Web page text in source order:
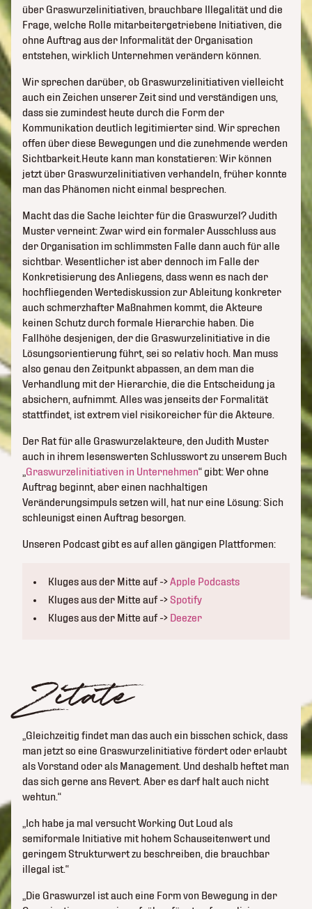
über Graswurzelinitiativen, brauchbare Illegalität und die
Frage, welche Rolle mitarbeitergetriebene Initiativen, die
ohne Auftrag aus der Informalität der Organisation
entstehen, wirklich Unternehmen verändern können.
Wir sprechen darüber, ob Graswurzelinitiativen vielleicht
auch ein Zeichen unserer Zeit sind und verständigen uns,
dass sie zumindest heute durch die Form der
Kommunikation deutlich legitimierter sind. Wir sprechen
offen über diese Bewegungen und die zunehmende werden
Sichtbarkeit.Heute kann man konstatieren: Wir können
jetzt über Graswurzelinitiativen verhandeln, früher konnte
man das Phänomen nicht einmal besprechen.
Macht das die Sache leichter für die Graswurzel? Judith
Muster verneint: Zwar wird ein formaler Ausschluss aus
der Organisation im schlimmsten Falle dann auch für alle
sichtbar. Wesentlicher ist aber dennoch im Falle der
Konkretisierung des Anliegens, dass wenn es nach der
hochfliegenden Wertediskussion zur Ableitung konkreter
auch schmerzhafter Maßnahmen kommt, die Akteure
keinen Schutz durch formale Hierarchie haben. Die
Fallhöhe desjenigen, der die Graswurzelinitiative in die
Lösungsorientierung führt, sei so relativ hoch. Man muss
also genau den Zeitpunkt abpassen, an dem man die
Verhandlung mit der Hierarchie, die die Entscheidung ja
absichern, aufnimmt. Alles was jenseits der Formalität
stattfindet, ist extrem viel risikoreicher für die Akteure.
Der Rat für alle Graswurzelakteure, den Judith Muster
auch in ihrem lesenswerten Schlusswort zu unserem Buch
„Graswurzelinitiativen in Unternehmen“ gibt: Wer ohne
Auftrag beginnt, aber einen nachhaltigen
Veränderungsimpuls setzen will, hat nur eine Lösung: Sich
schleunigst einen Auftrag besorgen.
Unseren Podcast gibt es auf allen gängigen Plattformen:
Kluges aus der Mitte auf ->Apple Podcasts
Kluges aus der Mitte auf -> Spotify
Kluges aus der Mitte auf -> Deezer
Zitate
„Gleichzeitig findet man das auch ein bisschen schick, dass
man jetzt so eine Graswurzelinitiative fördert oder erlaubt
als Vorstand oder als Management. Und deshalb heftet man
das sich gerne ans Revert. Aber es darf halt auch nicht
wehtun.“
„Ich habe ja mal versucht Working Out Loud als
semiformale Initiative mit hohem Schauseitenwert und
geringem Strukturwert zu beschreiben, die brauchbar
illegal ist.“
„Die Graswurzel ist auch eine Form von Bewegung in der